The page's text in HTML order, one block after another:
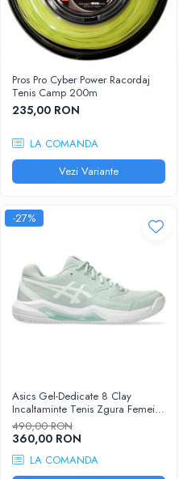
Pros Pro Cyber Power Racordaj
Tenis Camp 200m
235,00 RON
LA COMANDA
Vezi Variante
-27%
Asics Gel-Dedicate 8 Clay
Incaltaminte Tenis Zgura Femei
Gri albastrui, Alb
490,00 RON
360,00 RON
LA COMANDA